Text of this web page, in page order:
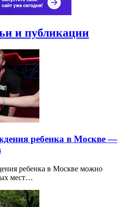
и публикации
ребенка в Москве —
ребенка в Москве можно
мест…